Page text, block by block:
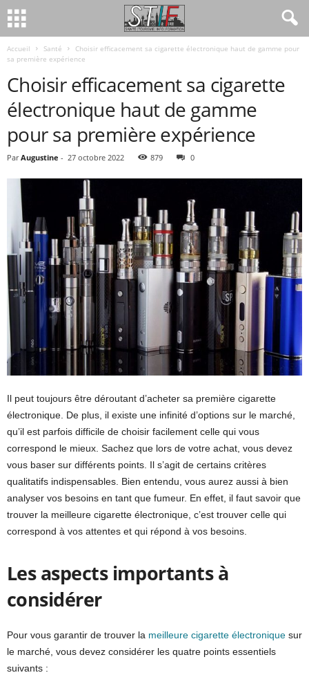
Accueil Santé
Choisir efficacement sa cigarette électronique haut de gamme pour
sa première expérience
Choisir efficacement sa cigarette
électronique haut de gamme
pour sa première expérience
Par Augustine - 27 octobre 2022 879 0
Il peut toujours être déroutant d’acheter sa première cigarette
électronique. De plus, il existe une infinité d’options sur le marché,
qu’il est parfois difficile de choisir facilement celle qui vous
correspond le mieux. Sachez que lors de votre achat, vous devez
vous baser sur différents points. Il s’agit de certains critères
qualitatifs indispensables. Bien entendu, vous aurez aussi à bien
analyser vos besoins en tant que fumeur. En effet, il faut savoir que
trouver la meilleure cigarette électronique, c’est trouver celle qui
correspond à vos attentes et qui répond à vos besoins.
Les aspects importants à
considérer
Pour vous garantir de trouver la meilleure cigarette électronique sur
le marché, vous devez considérer les quatre points essentiels
suivants :